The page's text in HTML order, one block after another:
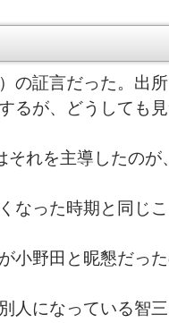
の証言だった。出
るが、どうしても
れを主導したのが
なった時期と同じ
小野田と昵懇だっ
人になっている智